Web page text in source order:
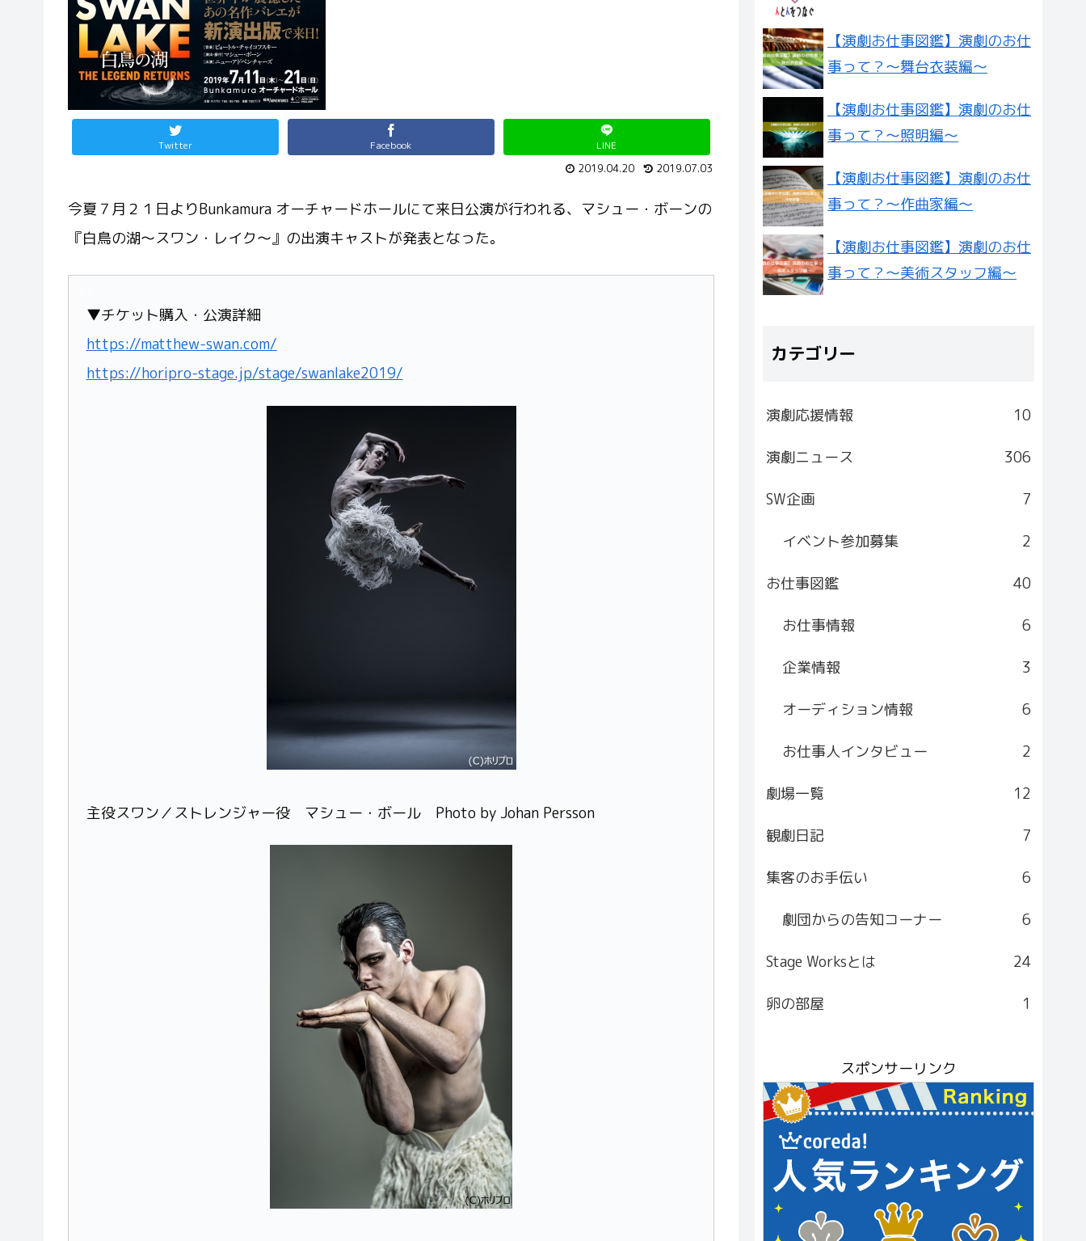
Twitter Facebook LINE
2019.04.20 2019.07.03
今夏７月２１日よりBunkamura オーチャードホールにて来日公演が行われる、マシュー・ボーンの
『白鳥の湖～スワン・レイク～』の出演キャストが発表となった。
▼チケット購入・公演詳細
https://matthew-swan.com/
https://horipro-stage.jp/stage/swanlake2019/
主役スワン／ストレンジャー役 マシュー・ボール Photo by Johan Persson
【演劇お仕事図鑑】演劇のお仕
事って？〜舞台衣装編〜
【演劇お仕事図鑑】演劇のお仕
事って？〜照明編〜
【演劇お仕事図鑑】演劇のお仕
事って？〜作曲家編〜
【演劇お仕事図鑑】演劇のお仕
事って？〜美術スタッフ編〜
カテゴリー
演劇応援情報 10
演劇ニュース 306
SW企画 7
イベント参加募集 2
お仕事図鑑 40
お仕事情報 6
企業情報 3
オーディション情報 6
お仕事人インタビュー 2
劇場一覧 12
観劇日記 7
集客のお手伝い 6
劇団からの告知コーナー 6
Stage Worksとは 24
卵の部屋 1
スポンサーリンク